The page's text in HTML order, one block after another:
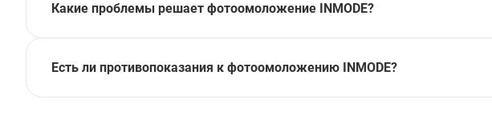
Какие проблемы решает фотоомоложение INMODE?
Есть ли противопоказания к фотоомоложению INMODE?